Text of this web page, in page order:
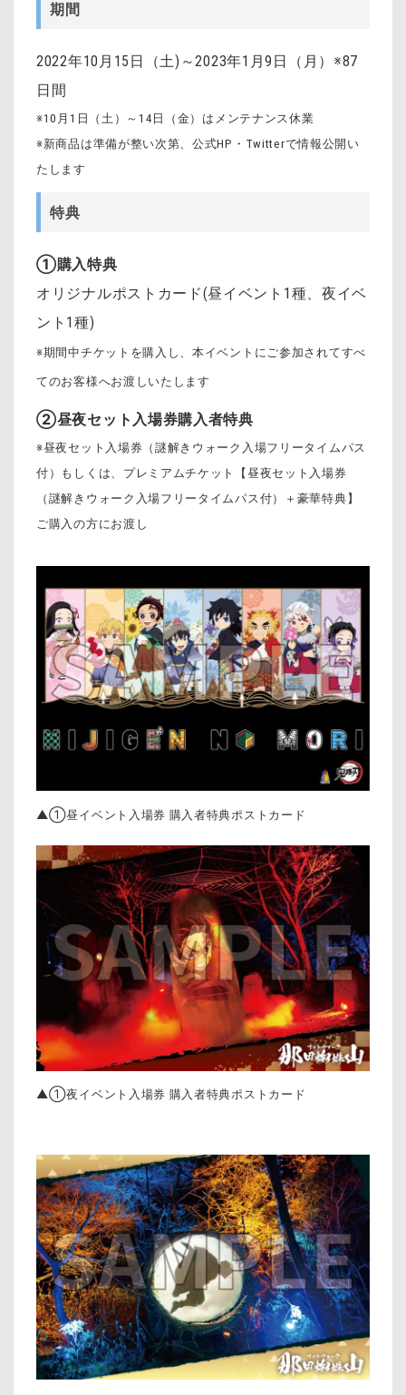
期間
2022年10月15日（土)～2023年1月9日（月）※87
日間
※10月1日（土）～14日（金）はメンテナンス休業
※新商品は準備が整い次第、公式HP・Twitterで情報公開い
たします
特典
①購入特典
オリジナルポストカード(昼イベント1種、夜イベ
ント1種)
※期間中チケットを購入し、本イベントにご参加されてすべ
てのお客様へお渡しいたします
②昼夜セット入場券購入者特典
※昼夜セット入場券（謎解きウォーク入場フリータイムパス
付）もしくは、プレミアムチケット【昼夜セット入場券
（謎解きウォーク入場フリータイムパス付）＋豪華特典】
ご購入の方にお渡し
▲①昼イベント入場券 購入者特典ポストカード
▲①夜イベント入場券 購入者特典ポストカード